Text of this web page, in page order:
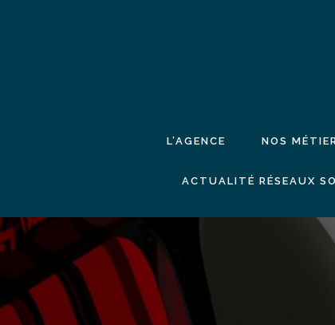
L’AGENCE NOS
ACTUALITÉ RÉSEAUX